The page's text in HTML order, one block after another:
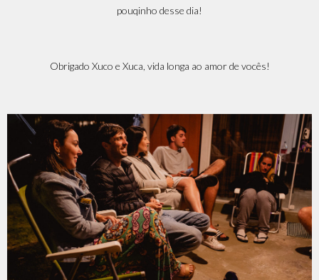
pouqinho desse dia!
Obrigado Xuco e Xuca, vida longa ao amor de vocês!